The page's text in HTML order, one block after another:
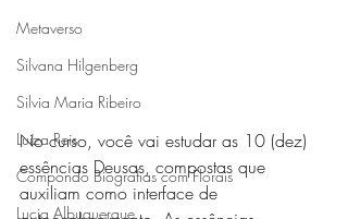
Metaverso
Silvana Hilgenberg
Silvia Maria Ribeiro
Luiza Reis
Compondo Biografias com Florais
Lucia Albuquerque
No curso, você vai estudar as 10 (dez)
essências Deusas, compostas que
auxiliam como interface de